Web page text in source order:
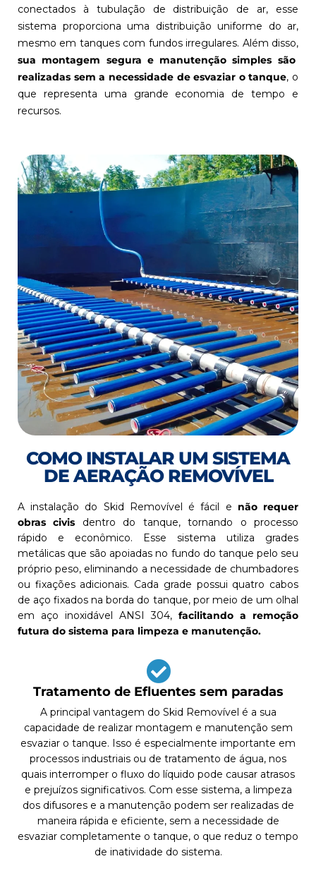
conectados à tubulação de distribuição de ar, esse
sistema proporciona uma distribuição uniforme do ar,
mesmo em tanques com fundos irregulares. Além disso,
sua montagem segura e manutenção simples são
realizadas sem a necessidade de esvaziar o tanque, o
que representa uma grande economia de tempo e
recursos.
COMO INSTALAR UM SISTEMA
DE AERAÇÃO REMOVÍVEL
A instalação do Skid Removível é fácil e não requer
obras civis dentro do tanque, tornando o processo
rápido e econômico. Esse sistema utiliza grades
metálicas que são apoiadas no fundo do tanque pelo seu
próprio peso, eliminando a necessidade de chumbadores
ou fixações adicionais. Cada grade possui quatro cabos
de aço fixados na borda do tanque, por meio de um olhal
em aço inoxidável ANSI 304, facilitando a remoção
futura do sistema para limpeza e manutenção.
Tratamento de Efluentes sem paradas
A principal vantagem do Skid Removível é a sua
capacidade de realizar montagem e manutenção sem
esvaziar o tanque. Isso é especialmente importante em
processos industriais ou de tratamento de água, nos
quais interromper o fluxo do líquido pode causar atrasos
e prejuízos significativos. Com esse sistema, a limpeza
dos difusores e a manutenção podem ser realizadas de
maneira rápida e eficiente, sem a necessidade de
esvaziar completamente o tanque, o que reduz o tempo
de inatividade do sistema.